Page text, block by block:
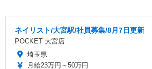
ネイリスト/大宮駅/社員募集/8月7日更新
POCKET 大宮店
埼玉県
月給23万円～50万円